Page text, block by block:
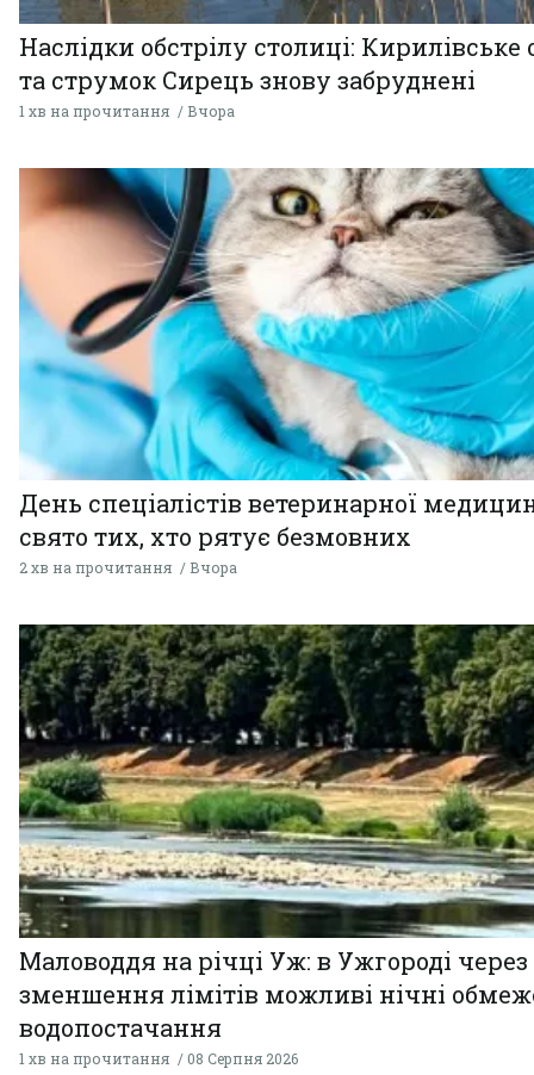
Наслідки обстрілу столиці: Кирилівське
та струмок Сирець знову забруднені
1 хв на прочитання Вчора
День спеціалістів ветеринарної
свято тих, хто рятує безмовних
2 хв на прочитання Вчора
Маловоддя на річці Уж: в Ужгороді через
зменшення лімітів можливі нічні
водопостачання
1 хв на прочитання 08 Серпня 2026